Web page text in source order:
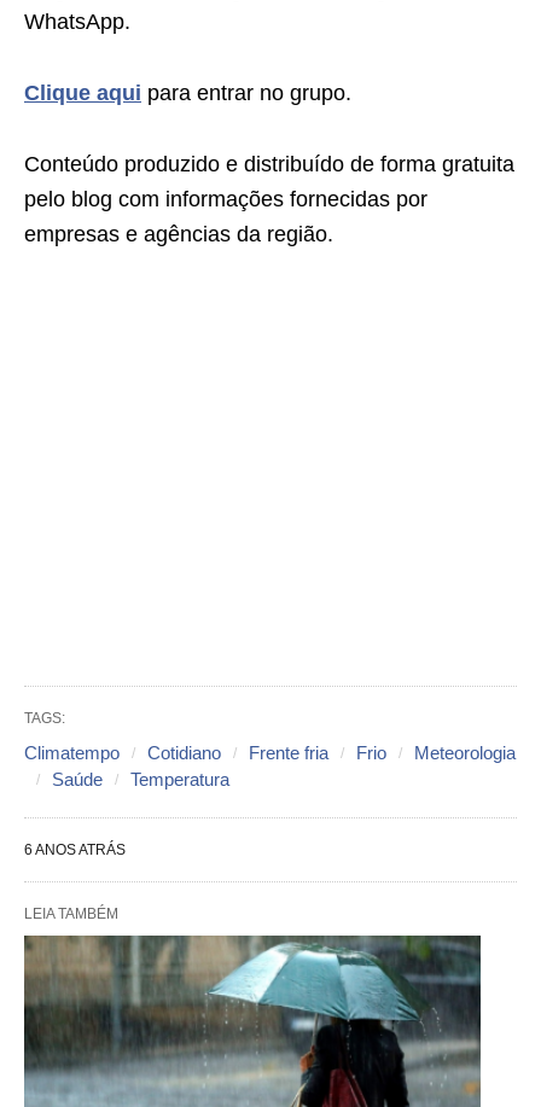
WhatsApp.
Clique aqui para entrar no grupo.
Conteúdo produzido e distribuído de forma gratuita
pelo blog com informações fornecidas por
empresas e agências da região.
TAGS:
Climatempo Cotidiano Frente fria Frio
Meteorologia
Saúde
Temperatura
6 ANOS ATRÁS
LEIA TAMBÉM